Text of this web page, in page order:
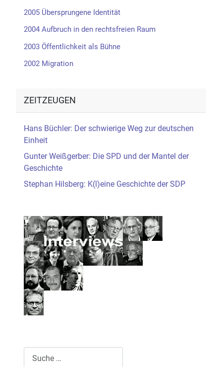
2005 Übersprungene Identität
2004 Aufbruch in den rechtsfreien Raum
2003 Öffentlichkeit als Bühne
2002 Migration
ZEITZEUGEN
Hans Büchler: Der schwierige Weg zur deutschen
Einheit
Gunter Weißgerber: Die SPD und der Mantel der
Geschichte
Stephan Hilsberg: K(l)eine Geschichte der SDP